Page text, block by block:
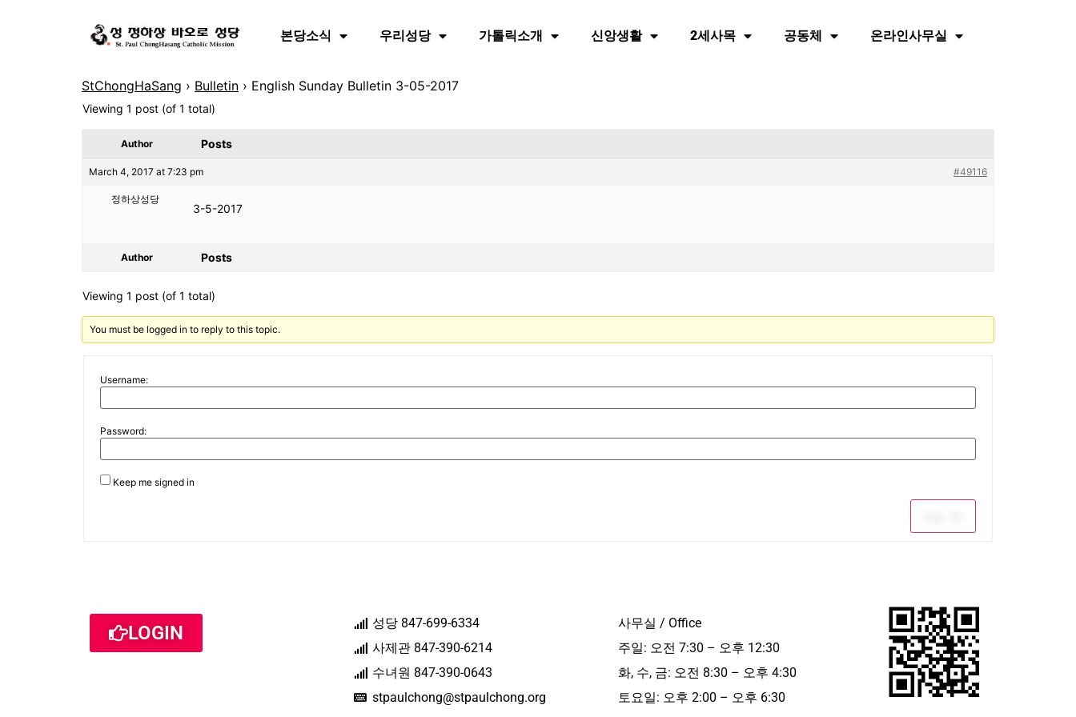
본당소식 우리성당 가톨릭소개 신앙생활 2세사목 공동체 온라인사무실
StChongHaSang › Bulletin › English Sunday Bulletin 3-05-2017
Viewing 1 post (of 1 total)
Author Posts
March 4, 2017 at 7:23 pm #49116
정하상성당
3-5-2017
Author Posts
Viewing 1 post (of 1 total)
You must be logged in to reply to this topic.
Username:
Password:
Keep me signed in
LOGIN
성당 847-699-6334
사제관 847-390-6214
수녀원 847-390-0643
stpaulchong@stpaulchong.org
사무실 / Office
주일: 오전 7:30 – 오후 12:30
화, 수, 금: 오전 8:30 – 오후 4:30
토요일: 오후 2:00 – 오후 6:30